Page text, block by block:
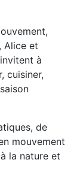
Alice et
à
cuisiner,
de
mouvement
la nature et